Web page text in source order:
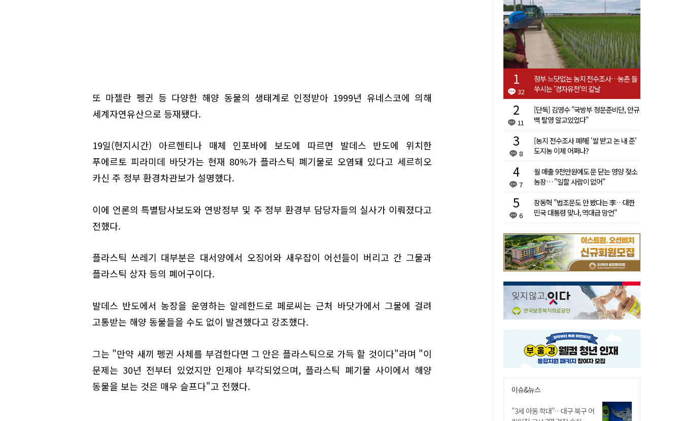
또 마젤란 펭귄 등 다양한 해양 동물의 생태계로 인정받아 1999년 유네스코에 의해
세계자연유산으로 등재됐다.
19일(현지시간) 아르헨티나 매체 인포바에 보도에 따르면 발데스 반도에 위치한
푸에르토 피라미데 바닷가는 현재 80%가 플라스틱 폐기물로 오염돼 있다고 세르히오
카신 주 정부 환경차관보가 설명했다.
이에 언론의 특별탐사보도와 연방정부 및 주 정부 환경부 담당자들의 실사가 이뤄졌다고
전했다.
플라스틱 쓰레기 대부분은 대서양에서 오징어와 새우잡이 어선들이 버리고 간 그물과
플라스틱 상자 등의 폐어구이다.
발데스 반도에서 농장을 운영하는 알레한드로 페로씨는 근처 바닷가에서 그물에 걸려
고통받는 해양 동물들을 수도 없이 발견했다고 강조했다.
그는 "만약 새끼 펭귄 사체를 부검한다면 그 안은 플라스틱으로 가득 할 것이다"라며 "이
문제는 30년 전부터 있었지만 인제야 부각되었으며, 플라스틱 폐기물 사이에서 해양
동물을 보는 것은 매우 슬프다"고 전했다.
32
정부 느닷없는 농지 전수조사…농촌 들
쑤시는 '경자유전'의 칼날
11
[단독] 김영수 "국방부 청문준비단, 안규
백 탈영 알고있었다"
8
[농지 전수조사 폐해] '쌀 받고 논 내 준'
도지농 이제 어쩌나?
7
월 매출 9천만원에도 문 닫는 영양 젖소
농장… "일할 사람이 없어"
6
장동혁 "법조문도 안 봤다는 李…대한
민국 대통령 맞나, 역대급 망언"
이슈&뉴스
"3세 아동 학대"…대구 북구 어